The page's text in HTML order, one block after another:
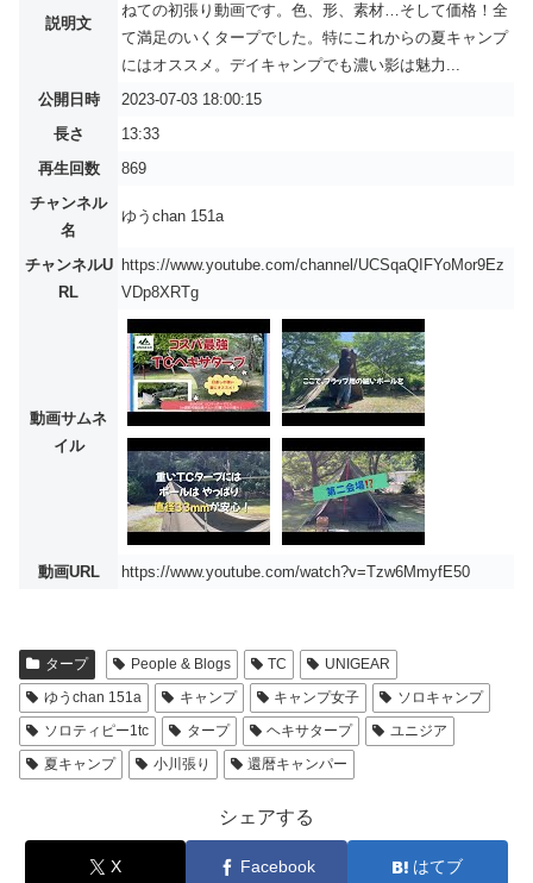
説明文
ねての初張り動画です。色、形、素材…そして価格！全
て満足のいくタープでした。特にこれからの夏キャンプ
にはオススメ。デイキャンプでも濃い影は魅力...
公開日時
2023-07-03 18:00:15
長さ
13:33
再生回数
869
チャンネル
名
ゆうchan 151a
チャンネルU
RL
https://www.youtube.com/channel/UCSqaQIFYoMor9Ez
VDp8XRTg
動画サムネ
イル
動画URL https://www.youtube.com/watch?v=Tzw6MmyfE50
タープ People & Blogs TC
UNIGEAR
ゆうchan 151a
キャンプ キャンプ女子
ソロキャンプ
ソロティピー1tc
タープ ヘキサタープ
ユニジア
夏キャンプ
小川張り 還暦キャンパー
シェアする
X Facebook はてブ